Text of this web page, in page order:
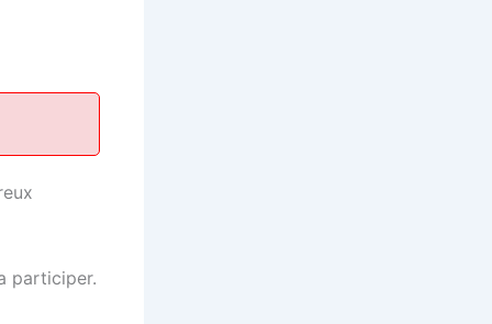
participer.